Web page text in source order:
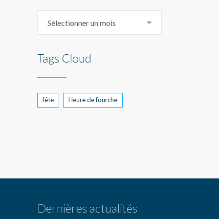
Sélectionner un mois
Tags Cloud
fête Heure de fourche
Dernières actualités